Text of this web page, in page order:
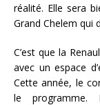
réalité. Elle sera
Grand Chelem qui
C’est que la
avec un espace
Cette année, le
le programme.